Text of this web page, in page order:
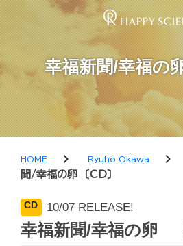
幸福新聞/幸福の
HOME chevron_right Ryuho Okawa chevron_right
聞/幸福の卵 〔CD〕
CD 10/07 RELEASE!
幸福新聞/幸福の卵